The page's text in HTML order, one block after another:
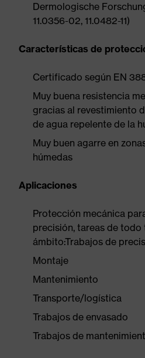
Dermologische
11.0356-02, 11.0482-11)
Características de
Certificado según EN
Muy buena resistencia
gracias al revestimiento
de agua repelente de la
Muy buen agarre en
húmedas
Aplicaciones
Protección mecánica
precisión, tareas de todo
ámbito:Trabajos de
Montaje
Mantenimiento
Transporte/logística
Trabajos de envasado
Trabajos de